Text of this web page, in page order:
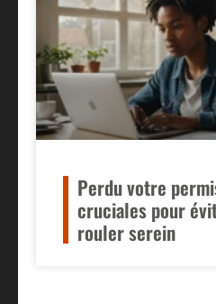
Perdu votre
cruciales pour
rouler serein